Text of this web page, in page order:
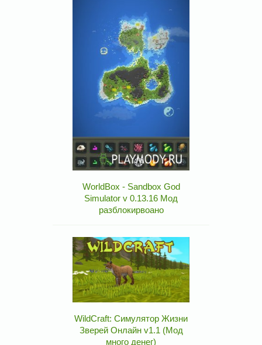
WorldBox - Sandbox God
Simulator v 0.13.16 Мод
разблокирвоано
WildCraft: Симулятор Жизни
Зверей Онлайн v1.1 (Мод
много денег)